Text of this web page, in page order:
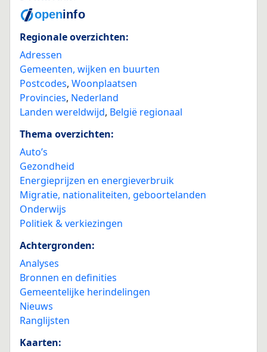
Regionale overzichten:
Adressen
Gemeenten, wijken en buurten
Postcodes, Woonplaatsen
Provincies, Nederland
Landen wereldwijd, België regionaal
Thema overzichten:
Auto’s
Gezondheid
Energieprijzen en energieverbruik
Migratie, nationaliteiten, geboortelanden
Onderwijs
Politiek & verkiezingen
Achtergronden:
Analyses
Bronnen en definities
Gemeentelijke herindelingen
Nieuws
Ranglijsten
Kaarten: